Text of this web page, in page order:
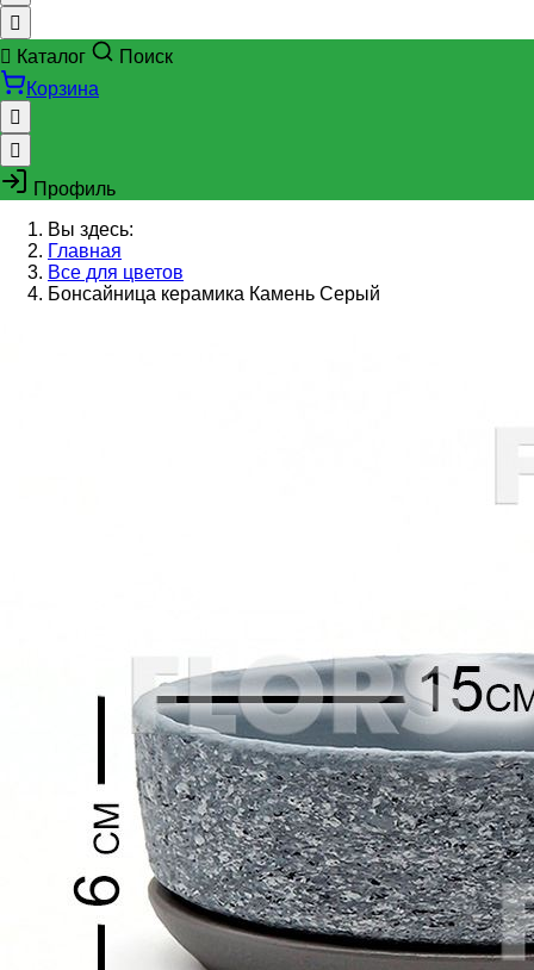
Каталог
Поиск
Корзина
Профиль
Вы здесь:
Главная
Все для цветов
Бонсайница керамика Камень Серый